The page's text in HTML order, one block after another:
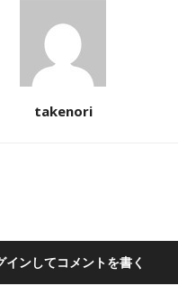
takenori
インしてコメントを書く